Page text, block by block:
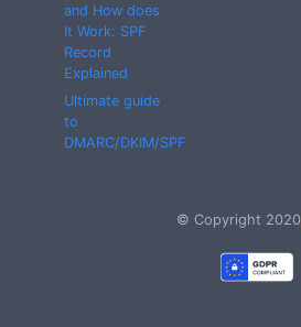
and How does
It Work: SPF
Record
Explained
Ultimate guide
to
DMARC/DKIM/SPF
© Copyright 2020